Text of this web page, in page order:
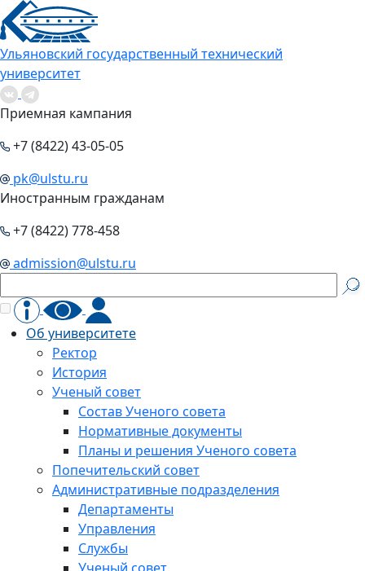
Ульяновский государственный технический
университет
Приемная кампания
+7 (8422) 43-05-05
pk@ulstu.ru
Иностранным гражданам
+7 (8422) 778-458
admission@ulstu.ru
Об университете
Ректор
История
Ученый совет
Состав Ученого совета
Нормативные документы
Планы и решения Ученого совета
Попечительский совет
Административные подразделения
Департаменты
Управления
Службы